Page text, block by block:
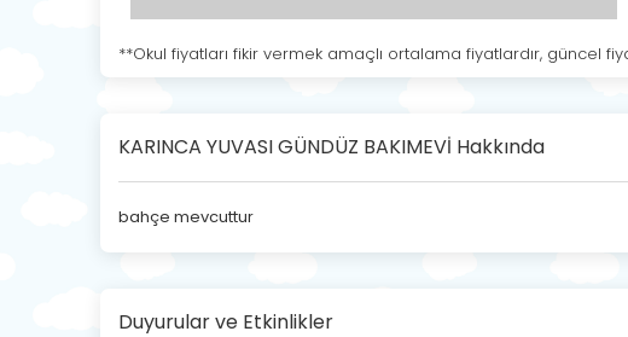
**Okul fiyatları fikir vermek amaçlı ortalama fiyatlardır, güncel
KARINCA YUVASI GÜNDÜZ BAKIMEVİ Hakkında
bahçe mevcuttur
Duyurular ve Etkinlikler